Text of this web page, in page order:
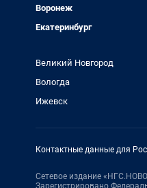
Воронеж
Екатеринбург
Великий Новгород
Вологда
Ижевск
Контактные данные для
Сетевое издание
Зарегистрировано